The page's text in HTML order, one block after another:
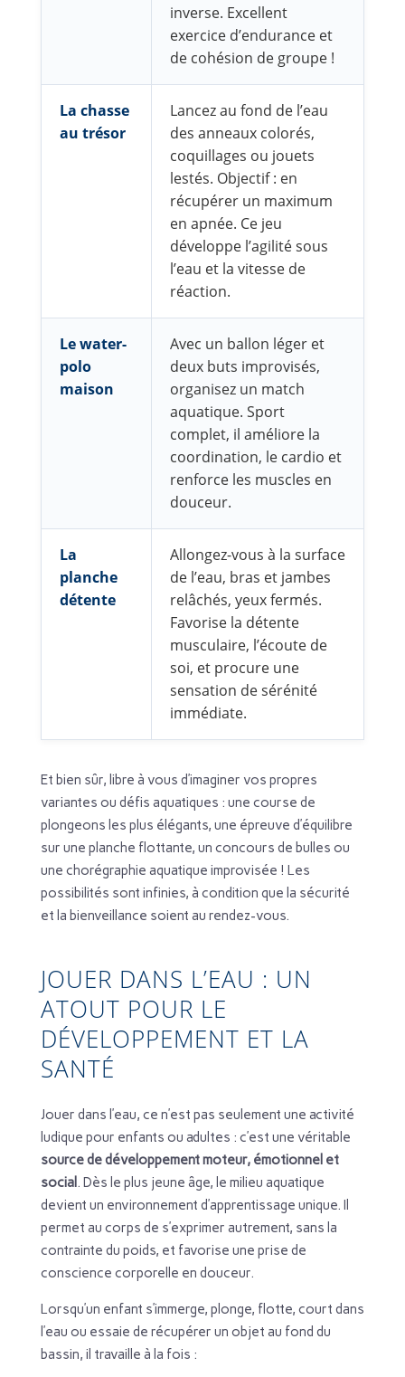
inverse. Excellent
exercice d’endurance et
de cohésion de groupe !
La chasse
au trésor
Lancez au fond de l’eau
des anneaux colorés,
coquillages ou jouets
lestés. Objectif : en
récupérer un maximum
en apnée. Ce jeu
développe l’agilité sous
l’eau et la vitesse de
réaction.
Le water-
polo
maison
Avec un ballon léger et
deux buts improvisés,
organisez un match
aquatique. Sport
complet, il améliore la
coordination, le cardio et
renforce les muscles en
douceur.
La
planche
détente
Allongez-vous à la surface
de l’eau, bras et jambes
relâchés, yeux fermés.
Favorise la détente
musculaire, l’écoute de
soi, et procure une
sensation de sérénité
immédiate.
Et bien sûr, libre à vous d’imaginer vos propres
variantes ou défis aquatiques : une course de
plongeons les plus élégants, une épreuve d’équilibre
sur une planche flottante, un concours de bulles ou
une chorégraphie aquatique improvisée ! Les
possibilités sont infinies, à condition que la sécurité
et la bienveillance soient au rendez-vous.
JOUER DANS L’EAU : UN
ATOUT POUR LE
DÉVELOPPEMENT ET LA
SANTÉ
Jouer dans l’eau, ce n’est pas seulement une activité
ludique pour enfants ou adultes : c’est une véritable
source de développement moteur, émotionnel et
social . Dès le plus jeune âge, le milieu aquatique
devient un environnement d’apprentissage unique. Il
permet au corps de s’exprimer autrement, sans la
contrainte du poids, et favorise une prise de
conscience corporelle en douceur.
Lorsqu’un enfant s’immerge, plonge, flotte, court dans
l’eau ou essaie de récupérer un objet au fond du
bassin, il travaille à la fois :